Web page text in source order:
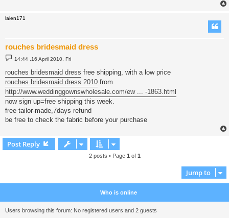
laien171
rouches bridesmaid dress
P
o
t
14:44 ,16 April 2010, Fri
rouches bridesmaid dress free shipping, with a low price
rouches bridesmaid dress 2010 from
http://www.weddinggownswholesale.com/ew ... -1863.html
now sign up=free shipping this week.
free tailor-made,7days refund
be free to check the fabric before your purchase
Post Reply
2 posts • Page 1 of 1
Jump to
Who is online
Users browsing this forum: No registered users and 2 guests